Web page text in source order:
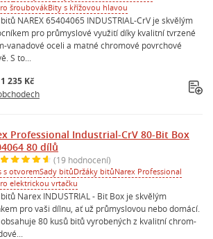
šroubovákBity s křížovou hlavou
NAREX 65404065 INDUSTRIAL-CrV je skvělým
pro průmyslové využití díky kvalitní tvrzené
vanadové oceli a matné chromové povrchové
S to...
235 Kč
Professional Industrial-CrV 80-Bit Box
80 dílů
(19 hodnocení)
s otvoremSady bitůDržáky bitůNarex Professional
elektrickou vrtačku
Narex INDUSTRIAL - Bit Box je skvělým
pro vaši dílnu, ať už průmyslovou nebo domácí.
80 kusů bitů vyrobených z kvalitní chrom-